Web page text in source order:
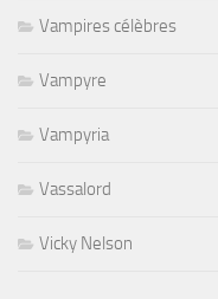
Vampires célèbres
Vampyre
Vampyria
Vassalord
Vicky Nelson